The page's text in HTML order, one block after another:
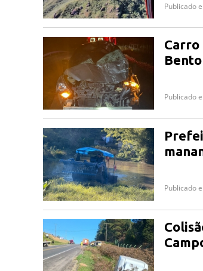
Publicado
Carro
Publicado
Publicado